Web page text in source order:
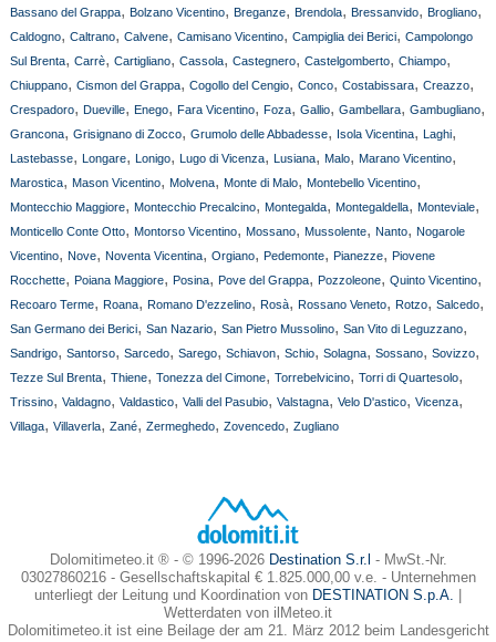
Bassano del Grappa, Bolzano Vicentino, Breganze, Brendola, Bressanvido, Brogliano,
Caldogno, Caltrano, Calvene, Camisano Vicentino, Campiglia dei Berici, Campolongo
Sul Brenta, Carrè, Cartigliano, Cassola, Castegnero, Castelgomberto, Chiampo,
Chiuppano, Cismon del Grappa, Cogollo del Cengio, Conco, Costabissara, Creazzo,
Crespadoro, Dueville, Enego, Fara Vicentino, Foza, Gallio, Gambellara, Gambugliano,
Grancona, Grisignano di Zocco, Grumolo delle Abbadesse, Isola Vicentina, Laghi,
Lastebasse, Longare, Lonigo, Lugo di Vicenza, Lusiana, Malo, Marano Vicentino,
Marostica, Mason Vicentino, Molvena, Monte di Malo, Montebello Vicentino,
Montecchio Maggiore, Montecchio Precalcino, Montegalda, Montegaldella, Monteviale,
Monticello Conte Otto, Montorso Vicentino, Mossano, Mussolente, Nanto, Nogarole
Vicentino, Nove, Noventa Vicentina, Orgiano, Pedemonte, Pianezze, Piovene
Rocchette, Poiana Maggiore, Posina, Pove del Grappa, Pozzoleone, Quinto Vicentino,
Recoaro Terme, Roana, Romano D'ezzelino, Rosà, Rossano Veneto, Rotzo, Salcedo,
San Germano dei Berici, San Nazario, San Pietro Mussolino, San Vito di Leguzzano,
Sandrigo, Santorso, Sarcedo, Sarego, Schiavon, Schio, Solagna, Sossano, Sovizzo,
Tezze Sul Brenta, Thiene, Tonezza del Cimone, Torrebelvicino, Torri di Quartesolo,
Trissino, Valdagno, Valdastico, Valli del Pasubio, Valstagna, Velo D'astico, Vicenza,
Villaga, Villaverla, Zané, Zermeghedo, Zovencedo, Zugliano
Dolomitimeteo.it ® - © 1996-2026 Destination S.r.l - MwSt.-Nr.
03027860216 - Gesellschaftskapital € 1.825.000,00 v.e. - Unternehmen
unterliegt der Leitung und Koordination von DESTINATION S.p.A.
Wetterdaten von ilMeteo.it
Dolomitimeteo.it ist eine Beilage der am 21. März 2012 beim Landesgericht